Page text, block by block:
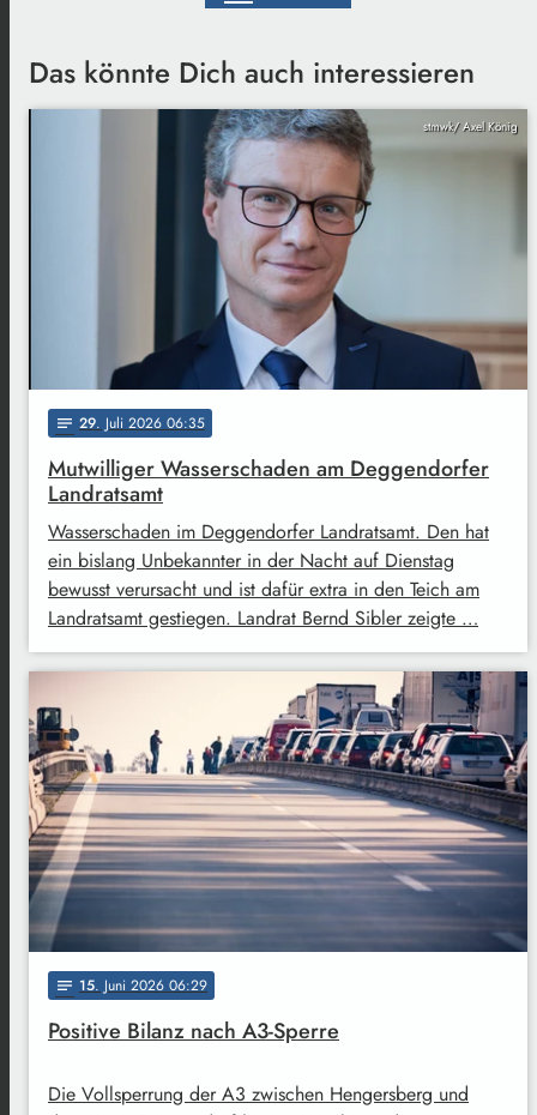
Das könnte Dich auch interessieren
stmwk/ Axel König
notes 29. Juli 2026 06:35
Mutwilliger Wasserschaden am Deggendorfer
Landratsamt
Wasserschaden im Deggendorfer Landratsamt. Den hat
ein bislang Unbekannter in der Nacht auf Dienstag
bewusst verursacht und ist dafür extra in den Teich am
Landratsamt gestiegen. Landrat Bernd Sibler zeigte …
notes 15. Juni 2026 06:29
Positive Bilanz nach A3-Sperre
Die Vollsperrung der A3 zwischen Hengersberg und